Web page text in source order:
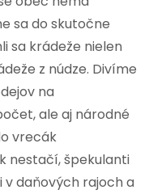
sa do skutočne
sa krádeže nielen
z núdze. Divíme
na
ale aj národné
vrecák
nestačí, špekulanti
v daňových rajoch a